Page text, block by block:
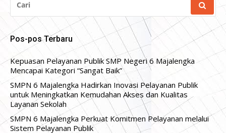
UNTUK:
Pos-pos Terbaru
Kepuasan Pelayanan Publik SMP Negeri 6 Majalengka
Mencapai Kategori “Sangat Baik”
SMPN 6 Majalengka Hadirkan Inovasi Pelayanan Publik
untuk Meningkatkan Kemudahan Akses dan Kualitas
Layanan Sekolah
SMPN 6 Majalengka Perkuat Komitmen Pelayanan melalui
Sistem Pelayanan Publik